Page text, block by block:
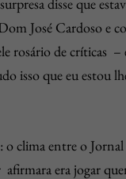
José Cardoso e
rosário de críticas –
isso que eu estou
clima entre o
era jogar